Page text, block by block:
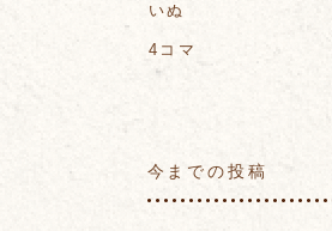
いぬ
4コマ
今までの投稿